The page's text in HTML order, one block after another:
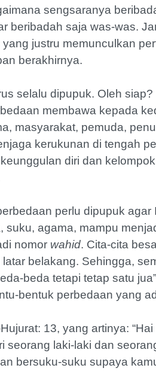
sengsaranya
beribadah saja was-was.
justru memunculkan
berakhirnya.
selalu dipupuk. Oleh siap?
membawa kepada
masyarakat, pemuda,
kerukunan di tengah
diri dan
perlu dipupuk agar
agama, mampu
nomor wahid. Cita-cita
belakang. Sehingga,
beda tetapi tetap satu
bentuk perbedaan yang
13, yang artinya:
laki-laki dan
bersuku-suku supaya